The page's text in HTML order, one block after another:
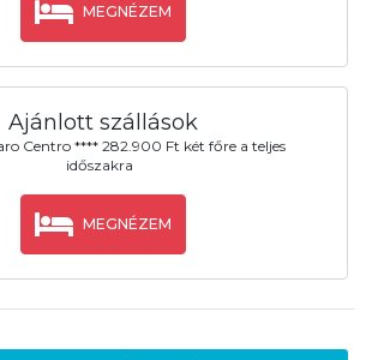
MEGNÉZEM
Ajánlott szállások
Centro **** 282.900 Ft két főre a teljes
időszakra
MEGNÉZEM